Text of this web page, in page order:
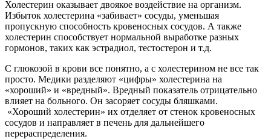
Холестерин оказывает двоякое воздействие на организм.
Избыток холестерина «забивает» сосуды, уменьшая
пропускную способность кровеносных сосудов. А также
холестерин способствует нормальной выработке разных
гормонов, таких как эстрадиол, тестостерон и т.д.
С глюкозой в крови все понятно, а с холестерином не все так
просто. Медики разделяют «цифры» холестерина на
«хороший» и «вредный». Вредный показатель отрицательно
влияет на больного. Он засоряет сосуды бляшками.
«Хороший холестерин» их отделяет от стенок кровеносных
сосудов и направляет в печень для дальнейшего
перераспределения.